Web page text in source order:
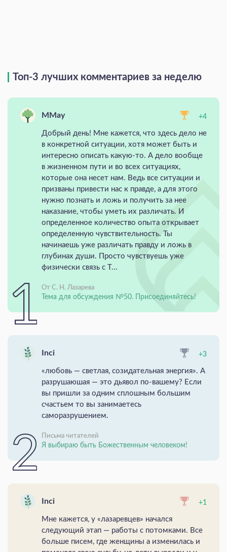
Топ-3 лучших комментариев за неделю
MMay +4
Добрый день! Мне кажется, что здесь дело не
в конкретной ситуации, хотя может быть и
интересно описать какую-то. А дело вообще
в жизненном пути и во всех ситуациях,
которые она несет нам. Ведь все ситуации и
призваны привести нас к правде, а для этого
нужно познать и ложь и получить за нее
наказание, чтобы уметь их различать. И
определенное количество опыта открывает
определенную чувствительность. Ты
начинаешь уже различать правду и ложь в
глубинах души. Просто чувствуешь уже
физически связь с Т...
От С. Н. Лазарева
Тема для обсуждения №50. Присоединяйтесь!
Inci +3
«любовь — светлая, созидательная энергия». А
разрушаюшая — это дьявол по-вашему? Если
вы пришли за одним сплошным большим
счастьем то вы занимаетесь
саморазрушением.
Письма читателей
Я выбираю быть Божественным человеком!
Inci +1
Мне кажется, у «лазаревцев» начался
следующий этап — работы с потомками. Все
больше писем, где женщины а изменилась и